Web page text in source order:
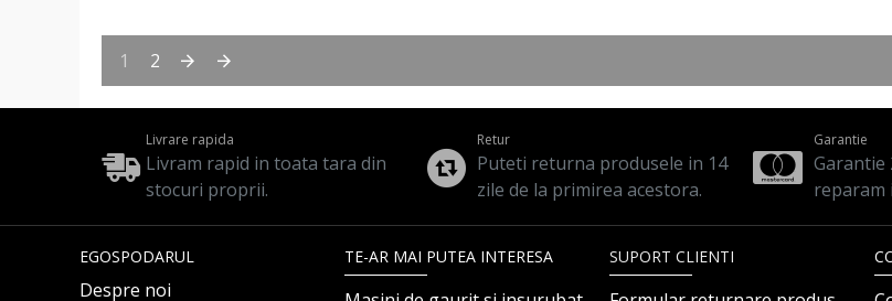
1 2
Livrare rapida
Livram rapid in toata tara din
stocuri proprii.
Retur
Puteti returna produsele in 14
zile de la primirea acestora.
Garantie
Garantie
reparam
EGOSPODARUL
Despre noi
TE-AR MAI PUTEA INTERESA SUPORT CLIENTI